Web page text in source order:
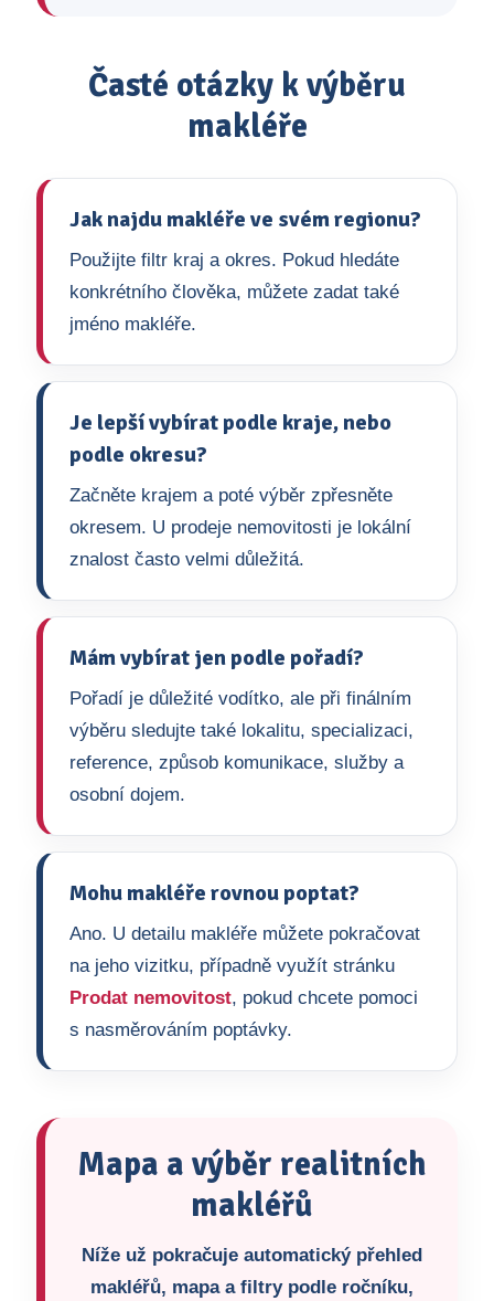
Časté otázky k výběru
makléře
Jak najdu makléře ve svém regionu?
Použijte filtr kraj a okres. Pokud hledáte
konkrétního člověka, můžete zadat také
jméno makléře.
Je lepší vybírat podle kraje, nebo
podle okresu?
Začněte krajem a poté výběr zpřesněte
okresem. U prodeje nemovitosti je lokální
znalost často velmi důležitá.
Mám vybírat jen podle pořadí?
Pořadí je důležité vodítko, ale při finálním
výběru sledujte také lokalitu, specializaci,
reference, způsob komunikace, služby a
osobní dojem.
Mohu makléře rovnou poptat?
Ano. U detailu makléře můžete pokračovat
na jeho vizitku, případně využít stránku
Prodat nemovitost, pokud chcete pomoci
s nasměrováním poptávky.
Mapa a výběr realitních
makléřů
Níže už pokračuje automatický přehled
makléřů, mapa a filtry podle ročníku,